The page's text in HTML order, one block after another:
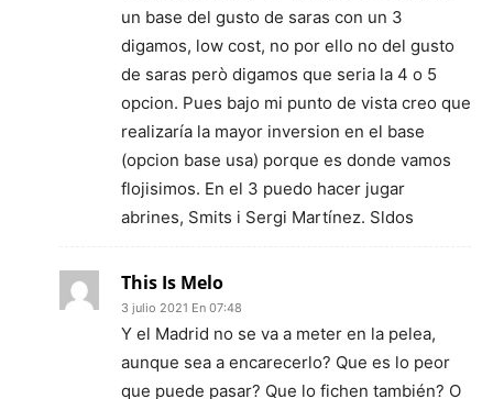
un base del gusto de saras con un 3
digamos, low cost, no por ello no del gusto
de saras però digamos que seria la 4 o 5
opcion. Pues bajo mi punto de vista creo que
realizaría la mayor inversion en el base
(opcion base usa) porque es donde vamos
flojisimos. En el 3 puedo hacer jugar
abrines, Smits i Sergi Martínez. Sldos
This Is Melo
3 julio 2021 En 07:48
Y el Madrid no se va a meter en la pelea,
aunque sea a encarecerlo? Que es lo peor
que puede pasar? Que lo fichen también? O